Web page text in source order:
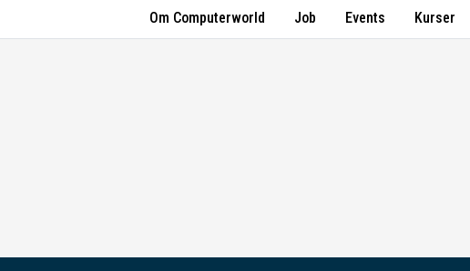
Om Computerworld Job Events Kurser